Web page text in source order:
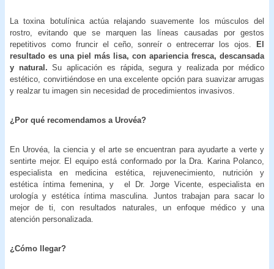
La toxina botulínica actúa relajando suavemente los músculos del
rostro, evitando que se marquen las líneas causadas por gestos
repetitivos como fruncir el ceño, sonreír o entrecerrar los ojos.
El
resultado es una piel más lisa, con apariencia fresca, descansada
y natural.Su aplicación es rápida, segura y realizada por médico
estético, convirtiéndose en una excelente opción para suavizar arrugas
y realzar tu imagen sin necesidad de procedimientos invasivos.
¿Por qué recomendamos a Urovéa?
En Urovéa, la ciencia y el arte se encuentran para ayudarte a verte y
sentirte mejor. El equipo está conformado por la Dra. Karina Polanco,
especialista en medicina estética, rejuvenecimiento, nutrición y
estética íntima femenina, y el Dr. Jorge Vicente, especialista en
urología y estética íntima masculina. Juntos trabajan para sacar lo
mejor de ti, con resultados naturales, un enfoque médico y una
atención personalizada.
¿Cómo llegar?